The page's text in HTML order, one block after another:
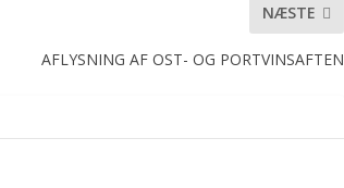
NÆSTE
AFLYSNING AF OST- OG PORTVINSAFTEN